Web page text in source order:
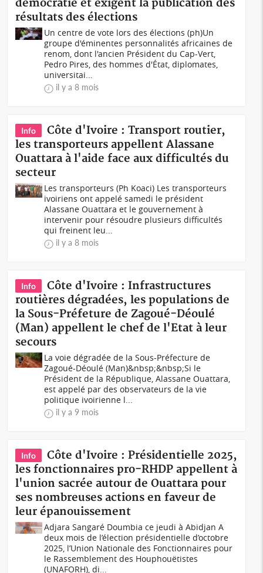
démocratie et exigent la publication des
résultats des élections
Un centre de vote lors des élections (ph)Un
groupe d'éminentes personnalités africaines de
renom, dont l'ancien Président du Cap-Vert,
Pedro Pires, des hommes d'État, diplomates,
universitai...
il y a 8 mois
Info
Côte d'Ivoire : Transport routier,
les transporteurs appellent Alassane
Ouattara à l'aide face aux difficultés du
secteur
Les transporteurs (Ph Koaci) Les transporteurs
ivoiriens ont appelé samedi le président
Alassane Ouattara et le gouvernement à
intervenir pour résoudre plusieurs difficultés
qui freinent leu...
il y a 8 mois
Info
Côte d'Ivoire : Infrastructures
routières dégradées, les populations de
la Sous-Préfeture de Zagoué-Déoulé
(Man) appellent le chef de l'Etat à leur
secours
La voie dégradée de la Sous-Préfecture de
Zagoué-Déoulé (Man)&nbsp;&nbsp;Si le
Président de la République, Alassane Ouattara,
est appelé par des observateurs de la vie
politique ivoirienne l...
il y a 9 mois
Info
Côte d'Ivoire : Présidentielle 2025,
les fonctionnaires pro-RHDP appellent à
l'union sacrée autour de Ouattara pour
ses nombreuses actions en faveur de
leur épanouissement
Adjara Sangaré Doumbia ce jeudi à Abidjan A
deux mois de l’élection présidentielle d’octobre
2025, l’Union Nationale des Fonctionnaires pour
le Rassemblement des Houphouëtistes
(UNAFORH), di...